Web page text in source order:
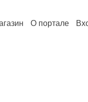
О портале